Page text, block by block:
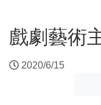
戲劇藝術
2020/6/15